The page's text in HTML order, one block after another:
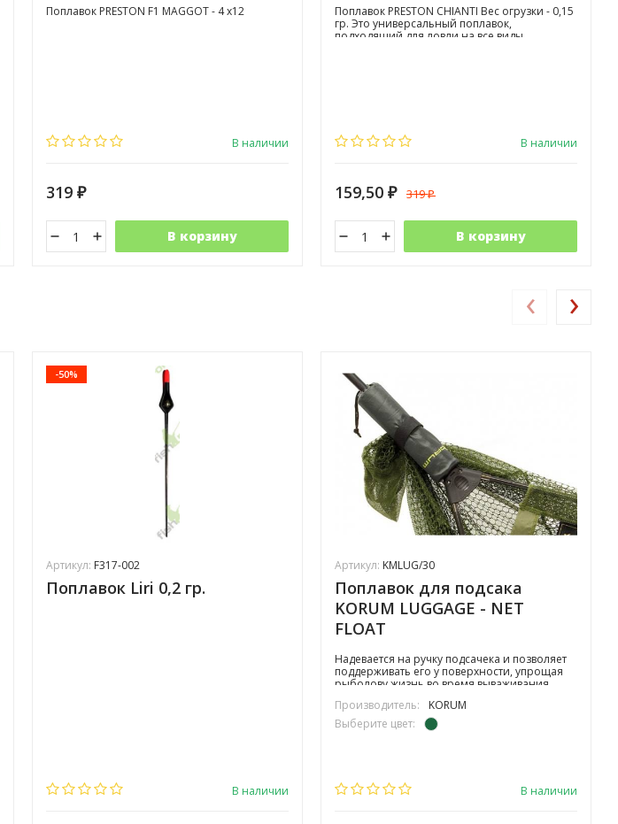
Поплавок PRESTON F1 MAGGOT - 4 x12
В наличии
319 ₽
В корзину
Поплавок PRESTON CHIANTI Вес огрузки - 0,15
гр. Это универсальный поплавок,
подходящий для ловли на все виды
В наличии
159,50 ₽ 319₽
В корзину
-50%
Артикул: F317-002
Поплавок Liri 0,2 гр.
В наличии
Артикул: KMLUG/30
Поплавок для подсака
KORUM LUGGAGE - NET
FLOAT
Надевается на ручку подсачека и позволяет
поддерживать его у поверхности, упрощая
рыболову жизнь во время вываживания.
Производитель:
KORUM
Выберите цвет:
В наличии
‹ ›